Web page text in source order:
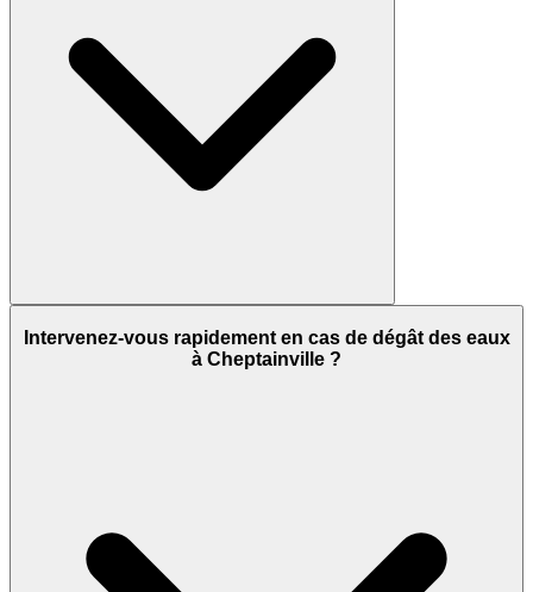
Intervenez-vous rapidement en cas de dégât des eaux
à Cheptainville ?